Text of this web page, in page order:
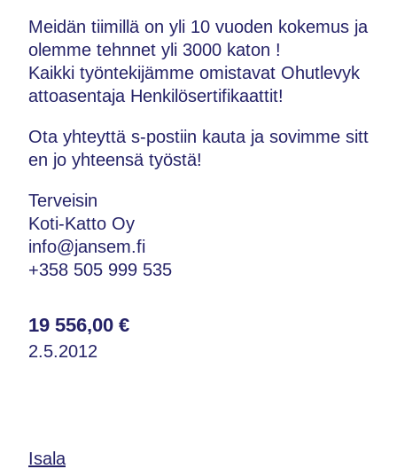
Meidän tiimillä on yli 10 vuoden kokemus ja
olemme tehnnet yli 3000 katon !
Kaikki työntekijämme omistavat Ohutlevyk
attoasentaja Henkilösertifikaattit!
Ota yhteyttä s-postiin kauta ja sovimme sitt
en jo yhteensä työstä!
Terveisin
Koti-Katto Oy
info@jansem.fi
+358 505 999 535
19 556,00 €
2.5.2012
Isala